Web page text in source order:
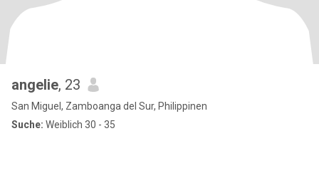
angelie, 23
San Miguel, Zamboanga del Sur, Philippinen
Suche: Weiblich 30 - 35